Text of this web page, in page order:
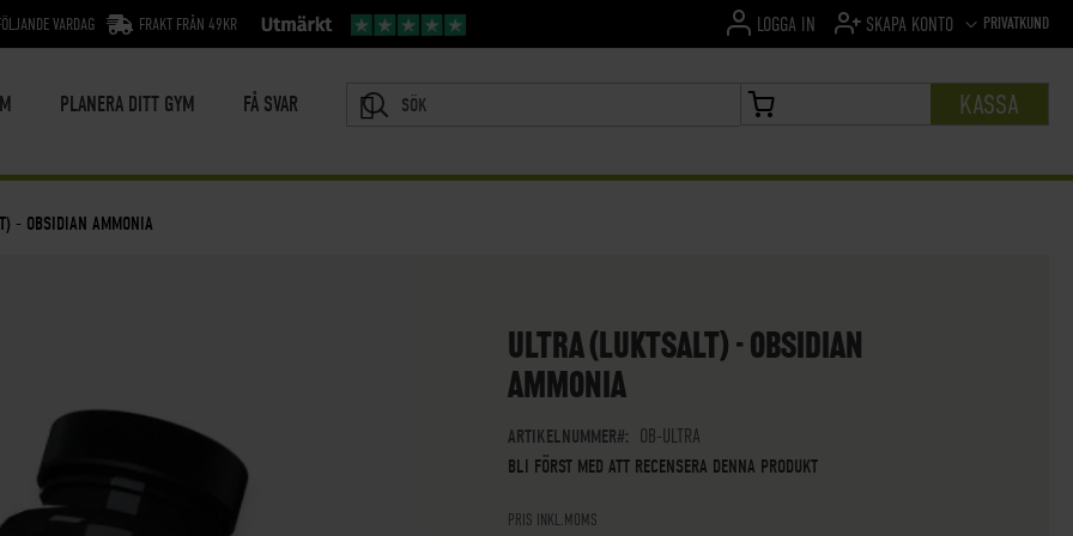
SPRÅKPRIVATKUND
LOGGA IN SKAPA KONTO
VARDAG FRAKT FRÅN 49KR
PLANERA DITT GYM FÅ SVAR MIN VARUKORG KASSA
- OBSIDIAN AMMONIA
ULTRA (LUKTSALT) - OBSIDIAN
AMMONIA
ARTIKELNUMMER
OB-ULTRA
BLI FÖRST MED ATT RECENSERA DENNA PRODUKT
PRIS INKL.MOMS